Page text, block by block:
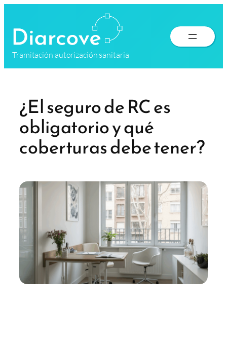
contenido
Tramitación autorización sanitaria
¿El seguro de RC es
obligatorio y qué
coberturas debe tener?